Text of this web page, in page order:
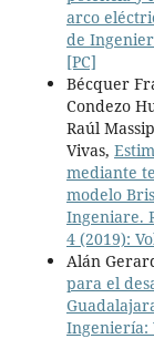
arco
de
[PC]
Bécquer
Condezo
Raúl
Vivas,
mediante
modelo
Ingeniare.
4 (2019):
Alán
para el
Ingeniería: